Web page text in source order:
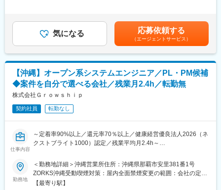
・大規模データセンターNW刷新（Cisco Nexus／VXLAN／
EVPN）…トラフィック増大に対応し、3層構造からスパイン・リ
ーフ型へ刷新。VXLANを用いた高帯域DCネットワークを構築し
ます。
変更の範囲：会社の定める業務
■事業基盤の安定性
当社の案件の約7割は大手一次請けSIer案件となっており、安定し
がっています。
■働きやすい環境
営業担当が月1回、エンジニアと現場双方へヒアリングを実施し、
現場での評価や課題、今後のキャリアについて共有します。常駐
先でも孤立することなく、安心して働ける環境です。また、基本
的に残業が多くなる案件を受けないため、残業時間も月平均2.4時
間と非常に少ない環境です。さらに3カ月に1回の全社アンケート
を実施し、社員の声を制度へ反映しているため、Udemy導入、在
宅勤務手当なども社員の要望から1年以内に実現しています。
■評価・キャリア支援
年1回の定期昇給に加え、案件単価の向上や成果に応じた昇給も実
施しており、入社半年で3～12％の昇給実績もあります。キャリ
でも目安の金額であり、選考を通じて上下する可能性がありま
す。月給(月額)は固定手当を含めた表記です。
気になる 応募依頼する
（エージェントサービス）
【沖縄】オープン系システムエンジニア／PL・PM候補
◆案件を自分で選べる会社／残業月2.4h／転勤無
株式会社Ｇｒｏｗｓｈｉｐ
契約社員 転勤なし
仕事内容
～定着率90%以上／還元率70％以上／健康経営優良法人2026（ネ
クストブライト1000）認定／残業平均月2.4h～
■業務内容：
当社のオープン系システムエンジニアとして、キャリアの方向性
と働き方の希望を踏まえ、最適なプロジェクトに携わっていただ
きます。関係部署との要件調整、コスト管理、マネジメント業
勤務地
＜勤務地詳細＞沖縄営業所住所：沖縄県那覇市安里381番1号
ZORKS沖縄受動喫煙対策：屋内全面禁煙変更の範囲：会社の定め
る事業所（リモートワーク含む）
【最寄り駅】